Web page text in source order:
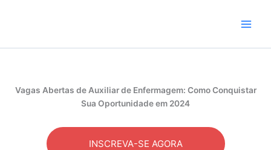
Vagas Abertas de Auxiliar de Enfermagem: Como Conquistar
Sua Oportunidade em 2024
INSCREVA-SE AGORA